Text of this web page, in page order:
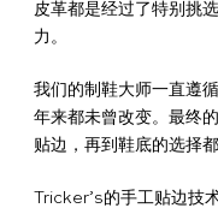
液
洁
液
霜
1925
事
独
立
工
序
享
服
务
皮革都是经过了特别挑
力。
我们的制鞋大师一直遵
年来都未曾改变。最终
贴边，再到鞋底的选择
Tricker’s的手工贴边技